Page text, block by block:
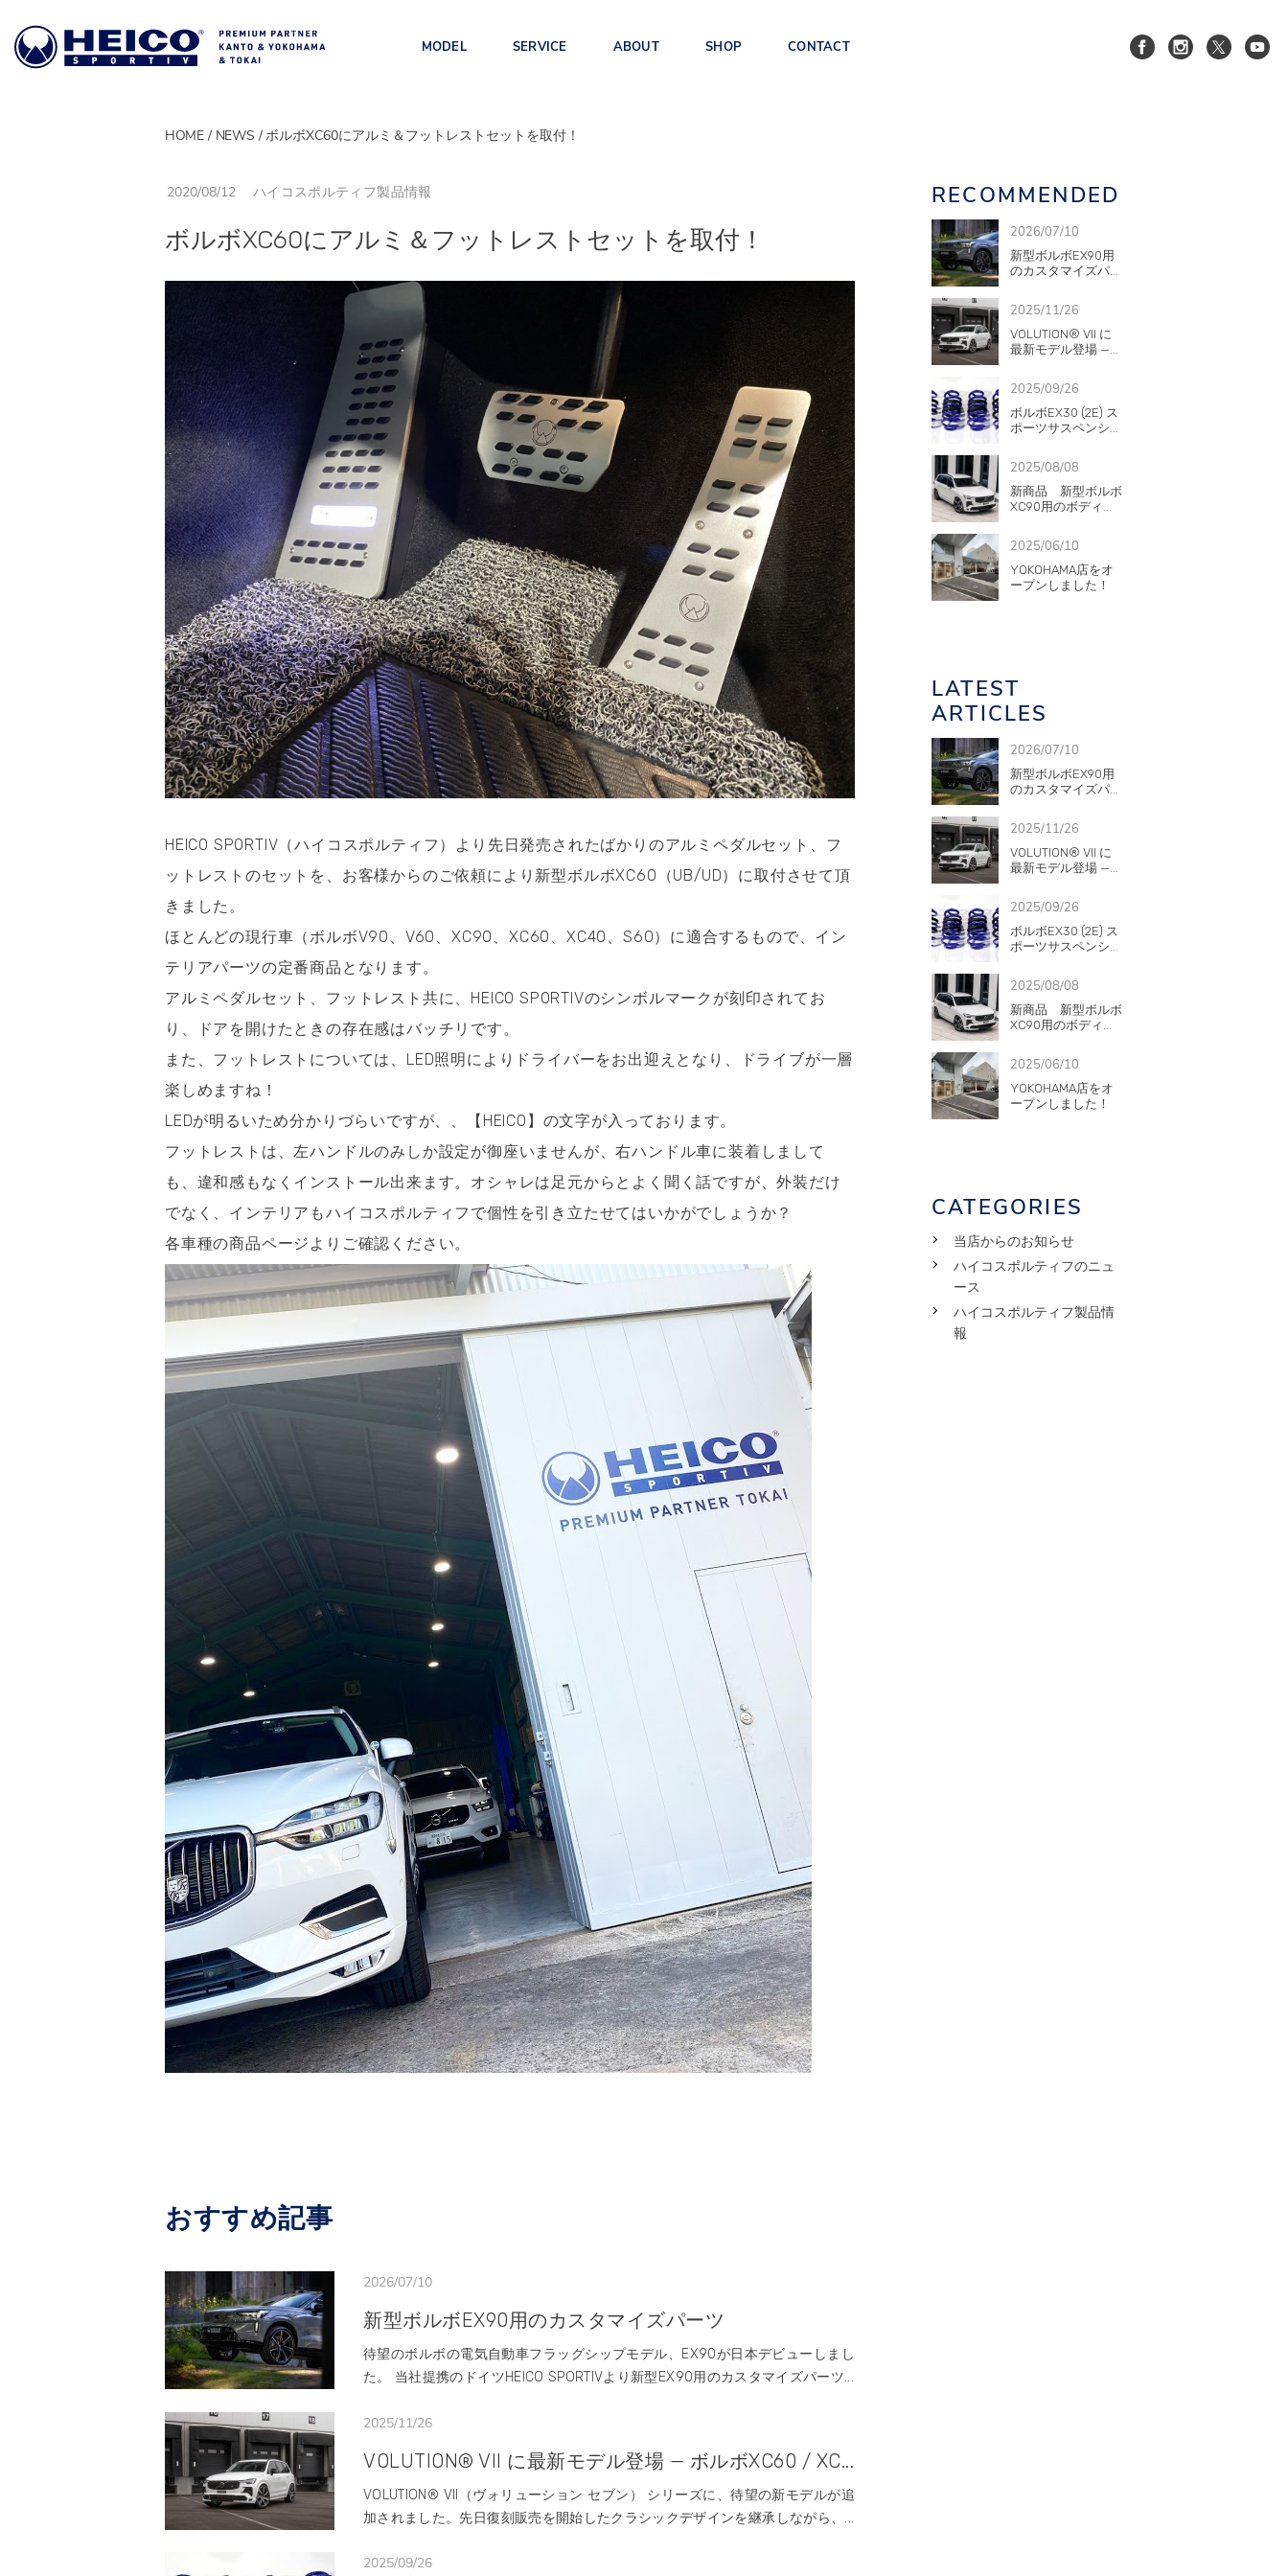
MODEL
モデル一覧
XC90(LB/LD)
XC60(UB/UD) XC40/C40(XB/XE)
S90/V90/
V90CC(PB/PD)
S60/V60/V60CC(
ZB)
S60/V60/
V60CC(FB/FD)
V40/V40CC(MB/
MD)
FURTHER
MODELS
SERVICE ABOUT SHOP CONTACT
HOME NEWS ボルボXC60にアルミ＆フットレストセットを取付！
2020/08/12 ハイコスポルティフ製品情報
ボルボXC60にアルミ＆フットレストセットを取付！
HEICO SPORTIV（ハイコスポルティフ）より先日発売されたばかりのアルミペダルセット、フ
ットレストのセットを、お客様からのご依頼により新型ボルボXC60（UB/UD）に取付させて頂
きました。
ほとんどの現行車（ボルボV90、V60、XC90、XC60、XC40、S60）に適合するもので、イン
テリアパーツの定番商品となります。
アルミペダルセット、フットレスト共に、HEICO SPORTIVのシンボルマークが刻印されてお
り、ドアを開けたときの存在感はバッチリです。
また、フットレストについては、LED照明によりドライバーをお出迎えとなり、ドライブが一層
楽しめますね！
LEDが明るいため分かりづらいですが、、【HEICO】の文字が入っております。
フットレストは、左ハンドルのみしか設定が御座いませんが、右ハンドル車に装着しまして
も、違和感もなくインストール出来ます。オシャレは足元からとよく聞く話ですが、外装だけ
でなく、インテリアもハイコスポルティフで個性を引き立たせてはいかがでしょうか？
各車種の商品ページよりご確認ください。
おすすめ記事
2026/07/10
新型ボルボEX90用のカスタマイズパーツ
待望のボルボの電気自動車フラッグシップモデル、EX90が日本デビューしまし
た。 当社提携のドイツHEICO SPORTIVより新型EX90用のカスタマイズパーツ...
2025/11/26
VOLUTION® VII に最新モデル登場 — ボルボXC60 / XC...
VOLUTION® VII（ヴォリューション セブン） シリーズに、待望の新モデルが追
加されました。先日復刻販売を開始したクラシックデザインを継承しながら、...
2025/09/26
RECOMMENDED
2026/07/10
新型ボルボEX90用
のカスタマイズパ...
2025/11/26
VOLUTION® VII に
最新モデル登場 —...
2025/09/26
ボルボEX30 (2E) ス
ポーツサスペンシ...
2025/08/08
新商品 新型ボルボ
XC90用のボディ...
2025/06/10
YOKOHAMA店をオ
ープンしました！
LATEST
ARTICLES
2026/07/10
新型ボルボEX90用
のカスタマイズパ...
2025/11/26
VOLUTION® VII に
最新モデル登場 —...
2025/09/26
ボルボEX30 (2E) ス
ポーツサスペンシ...
2025/08/08
新商品 新型ボルボ
XC90用のボディ...
2025/06/10
YOKOHAMA店をオ
ープンしました！
CATEGORIES
当店からのお知らせ
ハイコスポルティフのニュ
ース
ハイコスポルティフ製品情
報